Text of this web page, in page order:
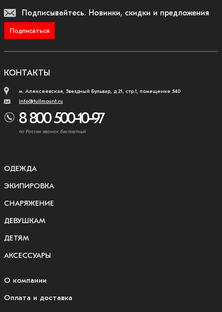
Подписывайтесь. Новинки, скидки и предложения
Подписаться
КОНТАКТЫ
м. Алексеевская, Звездный Бульвар, д.21, стр.1, помещение 540
info@fullmount.ru
8 800 500-10-97
по России звонок бесплатный
ОДЕЖДА
ЭКИПИРОВКА
СНАРЯЖЕНИЕ
ДЕВУШКАМ
ДЕТЯМ
АКСЕССУАРЫ
О компании
Оплата и доставка